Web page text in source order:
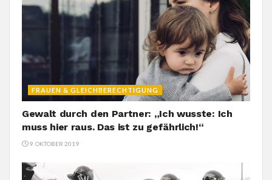
FRAUEN & GLEICHBERECHTIGUNG
Gewalt durch den Partner: „Ich wusste: Ich
muss hier raus. Das ist zu gefährlich!“
9. OKTOBER 2019